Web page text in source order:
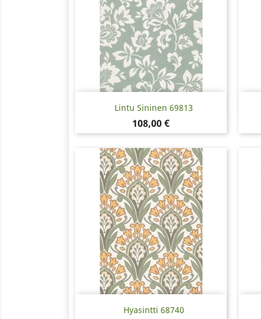
Lintu Sininen 69813
Hinta
108,00 €
Pikakatselu
Hyasintti 68740
Pikakatselu